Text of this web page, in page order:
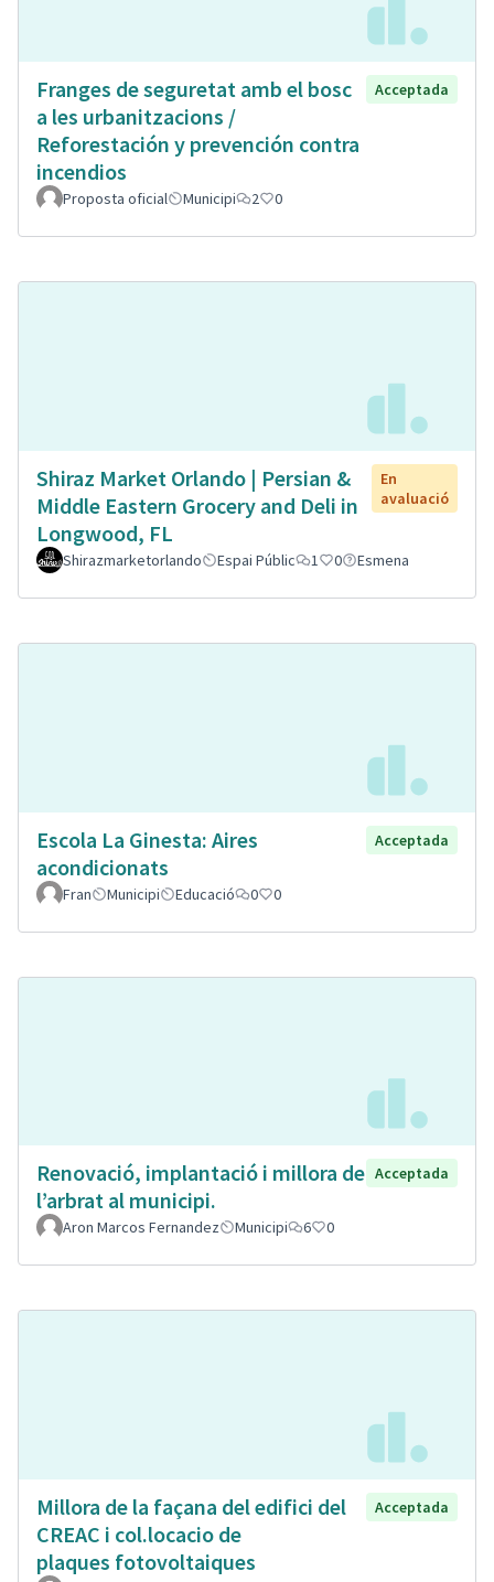
Franges de seguretat amb el bosc
a les urbanitzacions /
Reforestación y prevención contra
incendios
Acceptada
Proposta oficial Municipi 2 0
Shiraz Market Orlando | Persian &
Middle Eastern Grocery and Deli in
Longwood, FL
En
avaluació
Shirazmarketorlando Espai Públic 1 0 Esmena
Escola La Ginesta: Aires
acondicionats
Acceptada
Fran Municipi Educació 0 0
Renovació, implantació i millora de
l’arbrat al municipi.
Acceptada
Aron Marcos Fernandez Municipi 6 0
Millora de la façana del edifici del
CREAC i col.locacio de
plaques fotovoltaiques
Acceptada